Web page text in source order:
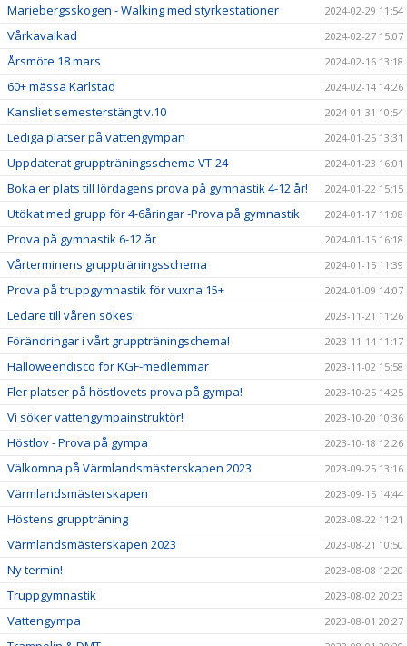
Mariebergsskogen - Walking med styrkestationer 2024-02-29 11:54
Vårkavalkad 2024-02-27 15:07
Årsmöte 18 mars 2024-02-16 13:18
60+ mässa Karlstad 2024-02-14 14:26
Kansliet semesterstängt v.10 2024-01-31 10:54
Lediga platser på vattengympan 2024-01-25 13:31
Uppdaterat gruppträningsschema VT-24 2024-01-23 16:01
Boka er plats till lördagens prova på gymnastik 4-12 år! 2024-01-22 15:15
Utökat med grupp för 4-6åringar -Prova på gymnastik 2024-01-17 11:08
Prova på gymnastik 6-12 år 2024-01-15 16:18
Vårterminens gruppträningsschema 2024-01-15 11:39
Prova på truppgymnastik för vuxna 15+ 2024-01-09 14:07
Ledare till våren sökes! 2023-11-21 11:26
Förändringar i vårt gruppträningschema! 2023-11-14 11:17
Halloweendisco för KGF-medlemmar 2023-11-02 15:58
Fler platser på höstlovets prova på gympa! 2023-10-25 14:25
Vi söker vattengympainstruktör! 2023-10-20 10:36
Höstlov - Prova på gympa 2023-10-18 12:26
Välkomna på Värmlandsmästerskapen 2023 2023-09-25 13:16
Värmlandsmästerskapen 2023-09-15 14:44
Höstens gruppträning 2023-08-22 11:21
Värmlandsmästerskapen 2023 2023-08-21 10:50
Ny termin! 2023-08-08 12:20
Truppgymnastik 2023-08-02 20:23
Vattengympa 2023-08-01 20:27